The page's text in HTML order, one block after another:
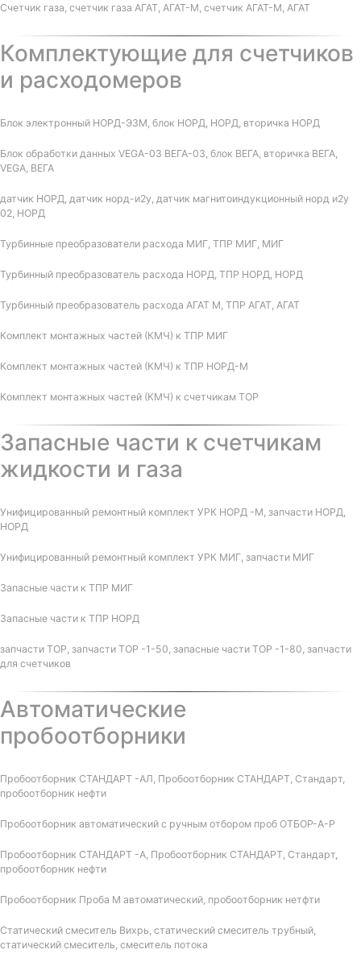
Счетчик газа, счетчик газа АГАТ, АГАТ-М, счетчик АГАТ-М, АГАТ
Комплектующие для счетчиков
и расходомеров
Блок электронный НОРД-Э3М, блок НОРД, НОРД, вторичка НОРД
Блок обработки данных VEGA-03 ВЕГА-03, блок ВЕГА, вторичка ВЕГА,
VEGA, ВЕГА
датчик НОРД, датчик норд-и2у, датчик магнитоиндукционный норд и2у
02, НОРД
Турбинные преобразователи расхода МИГ, ТПР МИГ, МИГ
Турбинный преобразователь расхода НОРД, ТПР НОРД, НОРД
Турбинный преобразователь расхода АГАТ М, ТПР АГАТ, АГАТ
Комплект монтажных частей (КМЧ) к ТПР МИГ
Комплект монтажных частей (КМЧ) к ТПР НОРД-М
Комплект монтажных частей (КМЧ) к счетчикам ТОР
Запасные части к счетчикам
жидкости и газа
Унифицированный ремонтный комплект УРК НОРД -М, запчасти НОРД,
НОРД
Унифицированный ремонтный комплект УРК МИГ, запчасти МИГ
Запасные части к ТПР МИГ
Запасные части к ТПР НОРД
запчасти ТОР, запчасти ТОР -1-50, запасные части ТОР -1-80, запчасти
для счетчиков
Автоматические
пробоотборники
Пробоотборник СТАНДАРТ -АЛ, Пробоотборник СТАНДАРТ, Стандарт,
пробоотборник нефти
Пробоотборник автоматический с ручным отбором проб ОТБОР-А-Р
Пробоотборник СТАНДАРТ -А, Пробоотборник СТАНДАРТ, Стандарт,
пробоотборник нефти
Пробоотборник Проба М автоматический, пробоотборник нетфти
Статический смеситель Вихрь, статический смеситель трубный,
статический смеситель, смеситель потока